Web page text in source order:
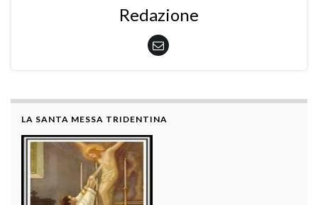
Redazione
LA SANTA MESSA TRIDENTINA